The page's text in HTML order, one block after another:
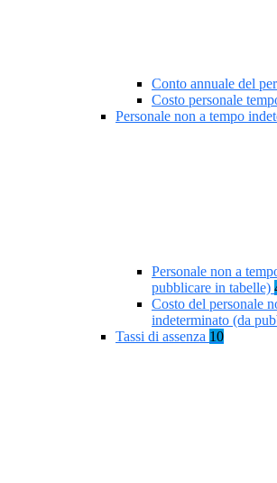
Conto annuale del
Costo personale
Personale non a tempo
Personale non a
pubblicare in tabelle)
Costo del personale
indeterminato (da
Tassi di assenza 10